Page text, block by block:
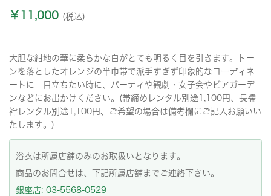
￥11,000 (税込)
大胆な紺地の華に柔らかな白がとても明るく目を引きます。トー
ンを落としたオレンジの半巾帯で派手すぎず印象的なコーディネ
ートに 目立ちたい時に、パーティや観劇・女子会やビアガーデ
ンなどにお出かけください。(帯締めレンタル別途1,100円、長襦
袢レンタル別途1,100円、ご希望の場合は備考欄にご記入お願いい
たします。)
浴衣は所属店舗のみのお取扱いとなります。
商品のお問合せは、下記所属店舗までご連絡下さい。
銀座店: 03-5568-0529